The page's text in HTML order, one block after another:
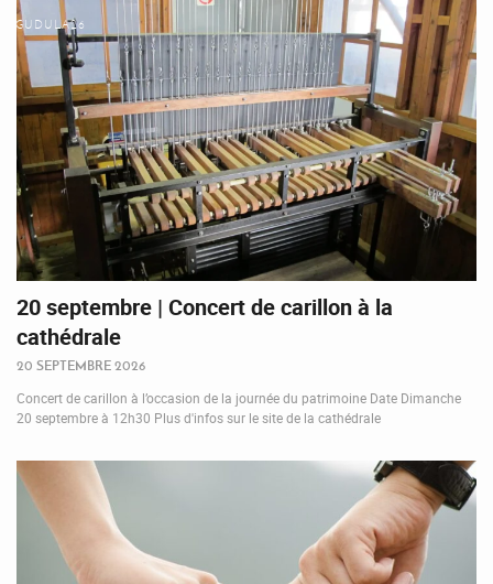
GUDULA26
20 septembre | Concert de carillon à la
cathédrale
20 SEPTEMBRE 2026
Concert de carillon à l’occasion de la journée du patrimoine Date Dimanche
20 septembre à 12h30 Plus d'infos sur le site de la cathédrale